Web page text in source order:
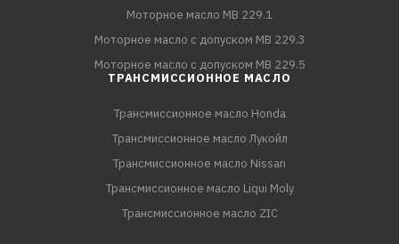
Моторное масло MB 229.1
Моторное масло с допуском MB 229.3
Моторное масло с допуском MB 229.5
ТРАНСМИССИОННОЕ МАСЛО
Трансмиссионное масло Honda
Трансмиссионное масло Лукойл
Трансмиссионное масло Nissan
Трансмиссионное масло Liqui Moly
Трансмиссионное масло ZIC